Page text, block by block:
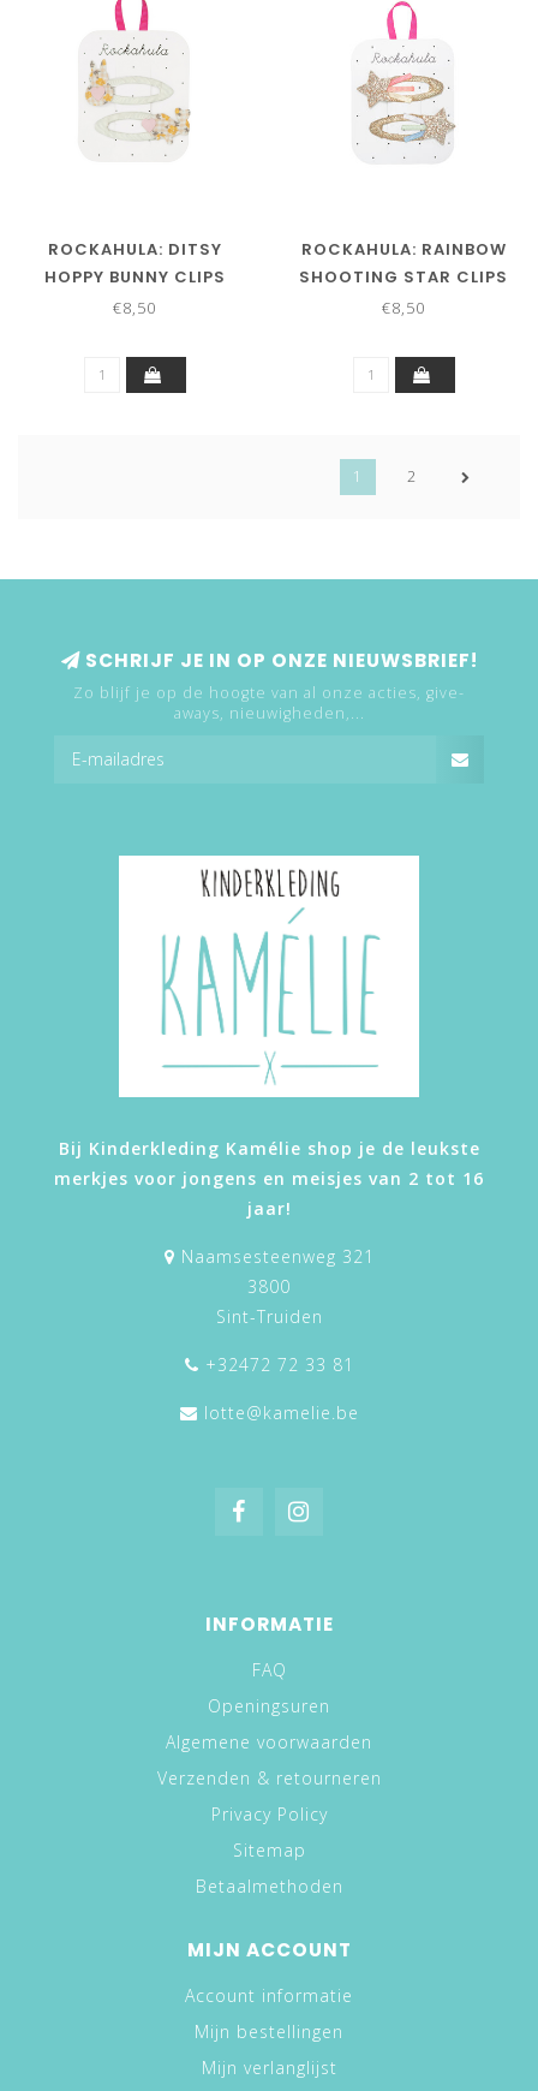
ROCKAHULA: DITSY
HOPPY BUNNY CLIPS
€8,50
ROCKAHULA: RAINBOW
SHOOTING STAR CLIPS
€8,50
1 2
SCHRIJF JE IN OP ONZE NIEUWSBRIEF!
Zo blijf je op de hoogte van al onze acties, give-
aways, nieuwigheden,...
Bij Kinderkleding Kamélie shop je de leukste
merkjes voor jongens en meisjes van 2 tot 16
jaar!
Naamsesteenweg 321
3800
Sint-Truiden
+32472 72 33 81
lotte@kamelie.be
INFORMATIE
FAQ
Openingsuren
Algemene voorwaarden
Verzenden & retourneren
Privacy Policy
Sitemap
Betaalmethoden
MIJN ACCOUNT
Account informatie
Mijn bestellingen
Mijn verlanglijst